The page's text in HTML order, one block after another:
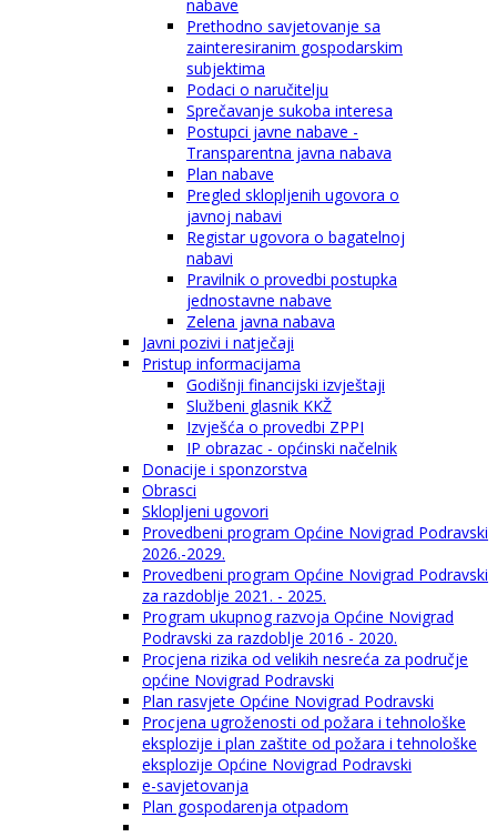
nabave
Prethodno savjetovanje sa
zainteresiranim gospodarskim
subjektima
Podaci o naručitelju
Sprečavanje sukoba interesa
Postupci javne nabave -
Transparentna javna nabava
Plan nabave
Pregled sklopljenih ugovora o
javnoj nabavi
Registar ugovora o bagatelnoj
nabavi
Pravilnik o provedbi postupka
jednostavne nabave
Zelena javna nabava
Javni pozivi i natječaji
Pristup informacijama
Godišnji financijski izvještaji
Službeni glasnik KKŽ
Izvješća o provedbi ZPPI
IP obrazac - općinski načelnik
Donacije i sponzorstva
Obrasci
Sklopljeni ugovori
Provedbeni program Općine Novigrad Podravski
2026.-2029.
Provedbeni program Općine Novigrad Podravski
za razdoblje 2021. - 2025.
Program ukupnog razvoja Općine Novigrad
Podravski za razdoblje 2016 - 2020.
Procjena rizika od velikih nesreća za područje
općine Novigrad Podravski
Plan rasvjete Općine Novigrad Podravski
Procjena ugroženosti od požara i tehnološke
eksplozije i plan zaštite od požara i tehnološke
eksplozije Općine Novigrad Podravski
e-savjetovanja
Plan gospodarenja otpadom